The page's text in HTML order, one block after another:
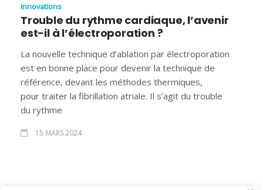
Innovations
Trouble du rythme cardiaque, l’avenir
est-il à l’électroporation ?
La nouvelle technique d’ablation par électroporation
est en bonne place pour devenir la technique de
référence, devant les méthodes thermiques,
pour traiter la fibrillation atriale. Il s’agit du trouble
du rythme
15 MARS 2024